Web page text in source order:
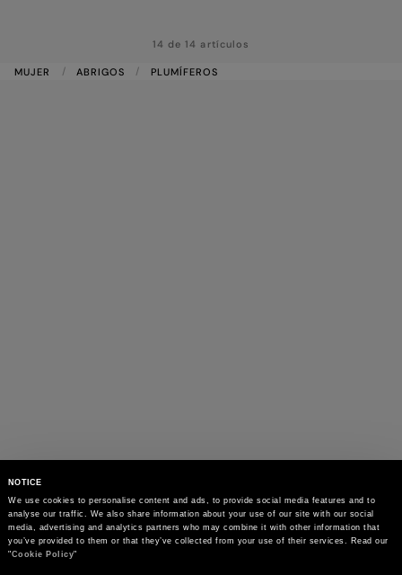
NOTICE
We use cookies to personalise content and ads, to provide social media features and to
analyse our traffic. We also share information about your use of our site with our social
media, advertising and analytics partners who may combine it with other information that
you’ve provided to them or that they’ve collected from your use of their services. Read our
"Cookie Policy"
14 de 14 artículos
MUJER ABRIGOS PLUMÍFEROS